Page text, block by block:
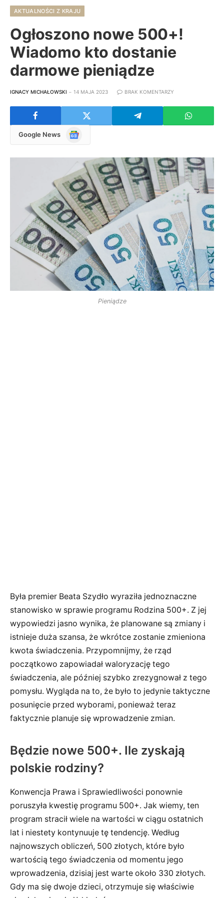
AKTUALNOŚCI Z KRAJU
Ogłoszono nowe 500+!
Wiadomo kto dostanie
darmowe pieniądze
IGNACY MICHAŁOWSKI 14 MAJA 2023 BRAK KOMENTARZY
Google News
Google
Pieniądze
Była premier Beata Szydło wyraziła jednoznaczne
stanowisko w sprawie programu Rodzina 500+. Z jej
wypowiedzi jasno wynika, że planowane są zmiany i
istnieje duża szansa, że wkrótce zostanie zmieniona
kwota świadczenia. Przypomnijmy, że rząd
początkowo zapowiadał waloryzację tego
świadczenia, ale później szybko zrezygnował z tego
pomysłu. Wygląda na to, że było to jedynie taktyczne
posunięcie przed wyborami, ponieważ teraz
faktycznie planuje się wprowadzenie zmian.
Będzie nowe 500+. Ile zyskają
polskie rodziny?
Konwencja Prawa i Sprawiedliwości ponownie
poruszyła kwestię programu 500+. Jak wiemy, ten
program stracił wiele na wartości w ciągu ostatnich
lat i niestety kontynuuje tę tendencję. Według
najnowszych obliczeń, 500 złotych, które było
wartością tego świadczenia od momentu jego
wprowadzenia, dzisiaj jest warte około 330 złotych.
Gdy ma się dwoje dzieci, otrzymuje się właściwie